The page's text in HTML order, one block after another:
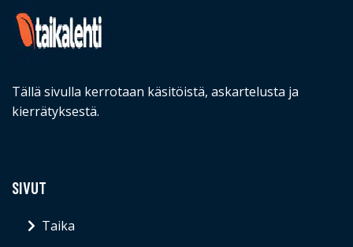
Tällä sivulla kerrotaan käsitöistä, askartelusta ja
kierrätyksestä.
SIVUT
Taika